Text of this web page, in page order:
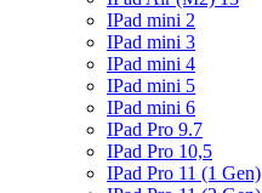
IPad mini 2
IPad mini 3
IPad mini 4
IPad mini 5
IPad mini 6
IPad Pro 9.7
IPad Pro 10,5
IPad Pro 11 (1 Gen)